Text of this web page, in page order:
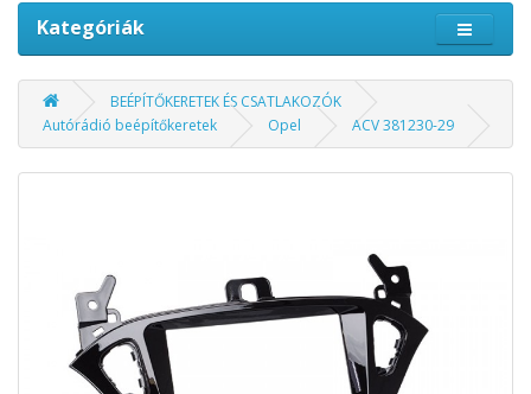
Kategóriák
BEÉPÍTŐKERETEK ÉS CSATLAKOZÓK
Autórádió beépítőkeretek
Opel ACV 381230-29